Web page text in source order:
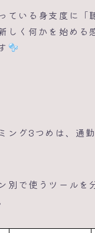
ている身支度に「
しく何かを始める
ング3つめは、通
別で使うツールを